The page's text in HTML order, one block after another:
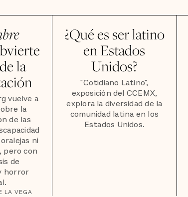
la
vuelve a
la
de las
ni
pero con
de
horror
LA VEGA
¿Qué es ser latino
en Estados
Unidos?
"Cotidiano Latino",
exposición del CCEMX,
explora la diversidad de la
comunidad latina en los
Estados Unidos.